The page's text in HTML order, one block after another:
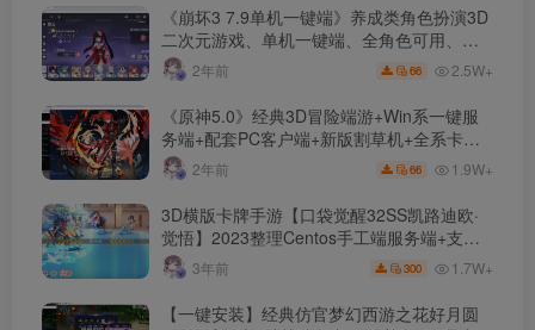
《崩坏3 7.9单机一键端》养成类角色扮演3D
二次元游戏、单机一键端、全角色可用、无
限资源、附带保姆级安装教程
2年前 66 2.5W+
《原神5.0》经典3D冒险端游+Win系一键服
务端+配套PC客户端+新版割草机+全系卡池
文件2年前 66 1.9W+
3D横版卡牌手游【口袋觉醒32SS凯路迪欧·
觉悟】2023整理Centos手工端服务端+支付
对接+安卓苹果双端+运营后台+GM授权后台
+代理后台
3年前 300 1.7W+
【一键安装】经典仿官梦幻西游之花好月圆